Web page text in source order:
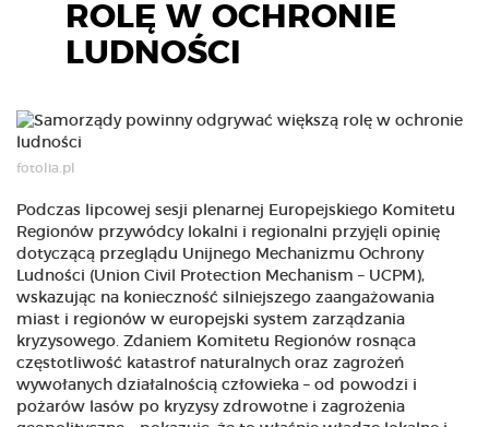
ROLĘ W OCHRONIE
LUDNOŚCI
fotolia.pl
Podczas lipcowej sesji plenarnej Europejskiego Komitetu
Regionów przywódcy lokalni i regionalni przyjęli opinię
dotyczącą przeglądu Unijnego Mechanizmu Ochrony
Ludności (Union Civil Protection Mechanism – UCPM),
wskazując na konieczność silniejszego zaangażowania
miast i regionów w europejski system zarządzania
kryzysowego. Zdaniem Komitetu Regionów rosnąca
częstotliwość katastrof naturalnych oraz zagrożeń
wywołanych działalnością człowieka – od powodzi i
pożarów lasów po kryzysy zdrowotne i zagrożenia